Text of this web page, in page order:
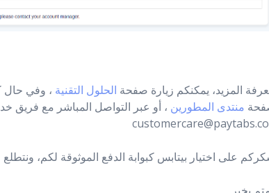
المزيد، يمكنكم زيارة صفحة الحلول التقنية ، وفي حال
منتدى المطورين ، أو عبر التواصل المباشر مع فريق
على اختيار بيتابس كبوابة الدفع الموثوقة لكم، ونتطلع